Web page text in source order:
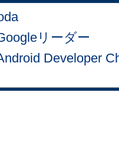
リーダー
Developer